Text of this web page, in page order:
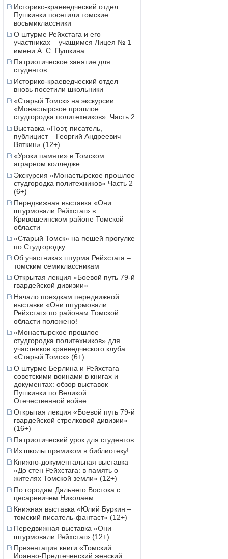
Историко-краеведческий отдел
Пушкинки посетили томские
восьмиклассники
О штурме Рейхстага и его
участниках – учащимся Лицея № 1
имени А. С. Пушкина
Патриотическое занятие для
студентов
Историко-краеведческий отдел
вновь посетили школьники
«Старый Томск» на экскурсии
«Монастырское прошлое
студгородка политехников». Часть 2
Выставка «Поэт, писатель,
публицист – Георгий Андреевич
Вяткин» (12+)
«Уроки памяти» в Томском
аграрном колледже
Экскурсия «Монастырское прошлое
студгородка политехников» Часть 2
(6+)
Передвижная выставка «Они
штурмовали Рейхстаг» в
Кривошеинском районе Томской
области
«Старый Томск» на пешей прогулке
по Студгородку
Об участниках штурма Рейхстага –
томским семиклассникам
Открытая лекция «Боевой путь 79-й
гвардейской дивизии»
Начало поездкам передвижной
выставки «Они штурмовали
Рейхстаг» по районам Томской
области положено!
«Монастырское прошлое
студгородка политехников» для
участников краеведческого клуба
«Старый Томск» (6+)
О штурме Берлина и Рейхстага
советскими воинами в книгах и
документах: обзор выставок
Пушкинки по Великой
Отечественной войне
Открытая лекция «Боевой путь 79-й
гвардейской стрелковой дивизии»
(16+)
Патриотический урок для студентов
Из школы прямиком в библиотеку!
Книжно-документальная выставка
«До стен Рейхстага: в память о
жителях Томской земли» (12+)
По городам Дальнего Востока с
цесаревичем Николаем
Книжная выставка «Юлий Буркин –
томский писатель-фантаст» (12+)
Передвижная выставка «Они
штурмовали Рейхстаг» (12+)
Презентация книги «Томский
Иоанно-Предтеченский женский